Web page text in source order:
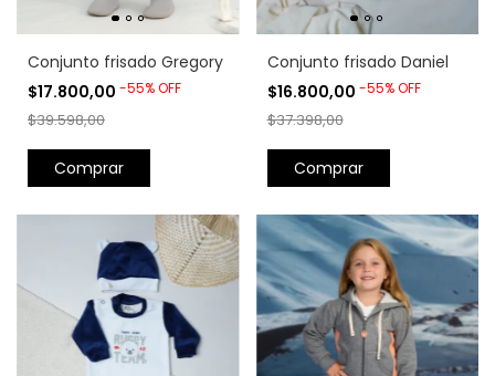
Conjunto frisado Gregory
$17.800,00 -55%OFF
$39.598,00
Comprar
Conjunto frisado Daniel
$16.800,00 -55%OFF
$37.398,00
Comprar